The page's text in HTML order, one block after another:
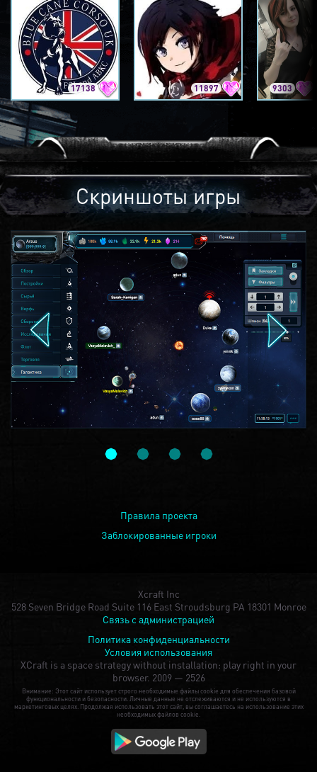
17138 11897 9303
Скриншоты игры
Правила проекта
Заблокированные игроки
Xcraft Inc
528 Seven Bridge Road Suite 116 East Stroudsburg PA 18301 Monroe
Связь с администрацией
Политика конфиденциальности
Условия использования
XCraft is a space strategy without installation: play right in your
browser. 2009 — 2526
Внимание: Этот сайт использует строго необходимые файлы cookie для обеспечения базовой
функциональности и безопасности. Личные данные не отслеживаются и не используются в
маркетинговых целях. Продолжая использовать этот сайт, вы соглашаетесь на использование этих
необходимых файлов cookie.